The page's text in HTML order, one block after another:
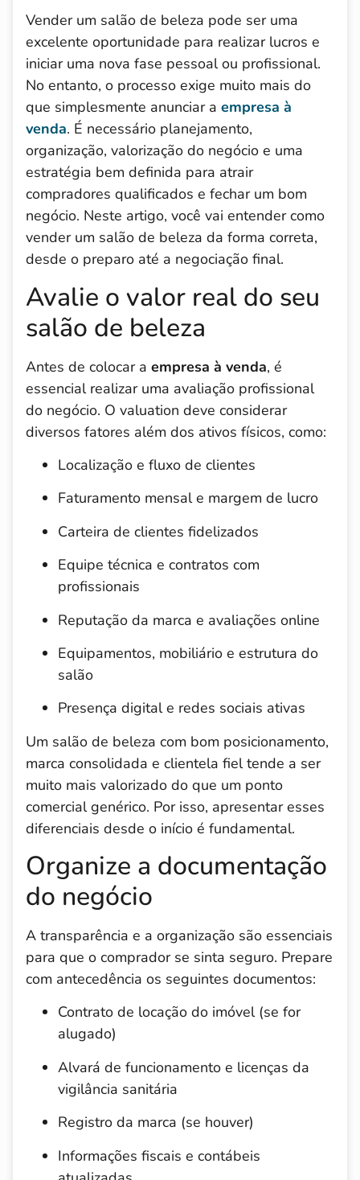
Vender um salão de beleza pode ser uma
excelente oportunidade para realizar lucros e
iniciar uma nova fase pessoal ou profissional.
No entanto, o processo exige muito mais do
que simplesmente anunciar a empresa à
venda. É necessário planejamento,
organização, valorização do negócio e uma
estratégia bem definida para atrair
compradores qualificados e fechar um bom
negócio. Neste artigo, você vai entender como
vender um salão de beleza da forma correta,
desde o preparo até a negociação final.
Avalie o valor real do seu
salão de beleza
Antes de colocar a empresa à venda, é
essencial realizar uma avaliação profissional
do negócio. O valuation deve considerar
diversos fatores além dos ativos físicos, como:
Localização e fluxo de clientes
Faturamento mensal e margem de lucro
Carteira de clientes fidelizados
Equipe técnica e contratos com
profissionais
Reputação da marca e avaliações online
Equipamentos, mobiliário e estrutura do
salão
Presença digital e redes sociais ativas
Um salão de beleza com bom posicionamento,
marca consolidada e clientela fiel tende a ser
muito mais valorizado do que um ponto
comercial genérico. Por isso, apresentar esses
diferenciais desde o início é fundamental.
Organize a documentação
do negócio
A transparência e a organização são essenciais
para que o comprador se sinta seguro. Prepare
com antecedência os seguintes documentos:
Contrato de locação do imóvel (se for
alugado)
Alvará de funcionamento e licenças da
vigilância sanitária
Registro da marca (se houver)
Informações fiscais e contábeis